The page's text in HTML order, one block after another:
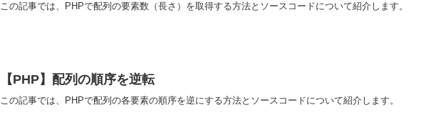
この記事では、PHPで配列の要素数（長さ）を取得する方法とソースコードについて紹介します。
【PHP】配列の順序を逆転
この記事では、PHPで配列の各要素の順序を逆にする方法とソースコードについて紹介します。